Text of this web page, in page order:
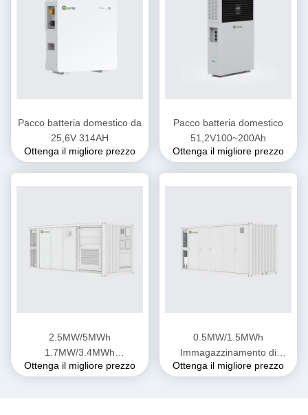
Pacco batteria domestico da
25,6V 314AH
Ottenga il migliore prezzo
Pacco batteria domestico
51,2V100~200Ah
Ottenga il migliore prezzo
2.5MW/5MWh
1.7MW/3.4MWh
Immagazzinamento di
Ottenga il migliore prezzo
0.5MW/1.5MWh
Immagazzinamento di
energia industriale e
Ottenga il migliore prezzo